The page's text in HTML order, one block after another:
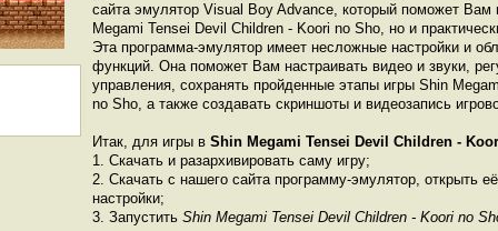
сайта эмулятор Visual Boy Advance, который поможет Вам
Megami Tensei Devil Children - Koori no Sho, но и
Эта программа-эмулятор имеет несложные настройки и
функций. Она поможет Вам настраивать видео и звуки,
управления, сохранять пройденные этапы игры Shin
no Sho, а также создавать скриншоты и видеозапись
Итак, для игры в Shin Megami Tensei Devil Children -
1. Скачать и разархивировать саму игру;
2. Скачать с нашего сайта программу-эмулятор, открыть
настройки;
3. Запустить Shin Megami Tensei Devil Children - Koori no